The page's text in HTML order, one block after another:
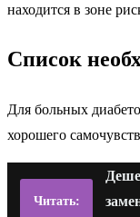
находится в зоне
Список
Для больных
хорошего
Читать: